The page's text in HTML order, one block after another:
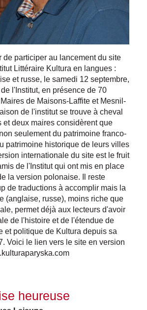
de participer au lancement du site
Littéraire Kultura en langues :
et russe, le samedi 12 septembre,
l'Institut, en présence de 70
de Maisons-Laffite et Mesnil-
de l'institut se trouve à cheval
et deux maires considèrent que
seulement du patrimoine franco-
patrimoine historique de leurs villes
internationale du site est le fruit
de l'Institut qui ont mis en place
la version polonaise. Il reste
de traductions à accomplir mais la
(anglaise, russe), moins riche que
permet déjà aux lecteurs d'avoir
de l'histoire et de l'étendue de
et politique de Kultura depuis sa
Voici le lien vers le site en version
heureuse